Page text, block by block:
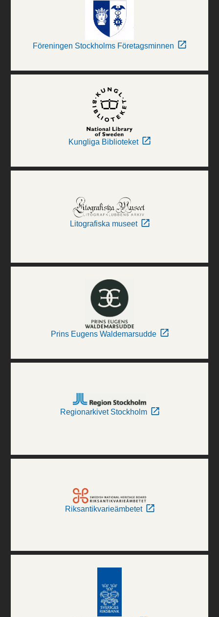
Föreningen Stockholms Företagsminnen
Kungliga Biblioteket
Litografiska museet
Prins Eugens Waldemarsudde
Regionarkivet Stockholm
Riksantikvarieämbetet